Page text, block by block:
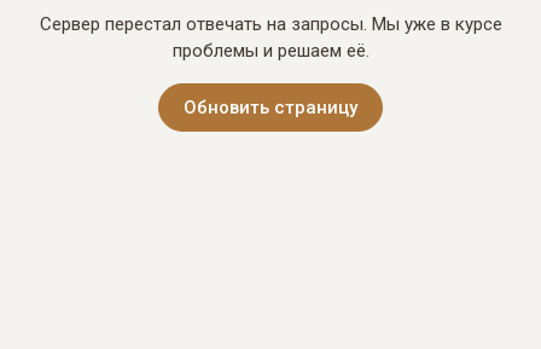
Сервер перестал отвечать на запросы. Мы уже в курсе
проблемы и решаем её.
Обновить страницу